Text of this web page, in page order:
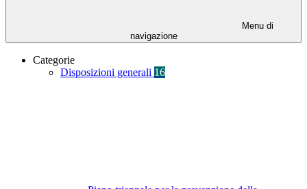
Menu di
navigazione
Categorie
Disposizioni generali 16